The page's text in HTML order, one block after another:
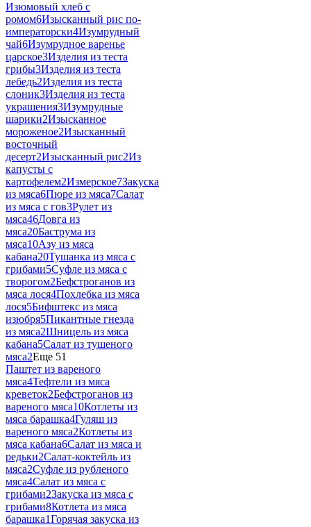
Изюмовый хлеб с
ромом6Изысканный рис по-
императорски4Изумрудный
чай6Изумрудное варенье
царское3Изделия из теста
грибы3Изделия из теста
лебедь2Изделия из теста
слоник3Изделия из теста
украшения3Изумрудные
шарики2Изысканное
мороженое2Изысканный
восточный
десерт2Изысканный рис2Из
капусты с
картофелем2Измерское7Закуска
из мяса6Пюре из мяса7Салат
из мяса с гов3Рулет из
мяса46Довга из
мяса20Баструма из
мяса10Азу из мяса
кабана20Тушанка из мяса с
грибами5Суфле из мяса с
творогом2Бефстроганов из
мяса лося4Похлебка из мяса
лося5Бифштекс из мяса
изюбря5Пикантные гнезда
из мяса2Шницель из мяса
кабана5Салат из тушеного
мяса2Еще 51
Паштет из вареного
мяса4Тефтели из мяса
креветок2Бефстроганов из
вареного мяса10Котлеты из
мяса барашка4Гуляш из
вареного мяса2Котлеты из
мяса кабана6Салат из мяса и
редьки2Салат-коктейль из
мяса2Суфле из рубленого
мяса4Салат из мяса с
грибами2Закуска из мяса с
грибами8Котлета из мяса
барашка1Горячая закуска из